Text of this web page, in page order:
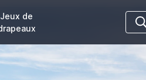
Jeux de